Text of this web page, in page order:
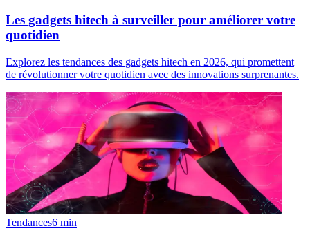
Les gadgets hitech à surveiller pour améliorer votre
quotidien
Explorez les tendances des gadgets hitech en 2026, qui promettent
de révolutionner votre quotidien avec des innovations surprenantes.
Tendances6 min